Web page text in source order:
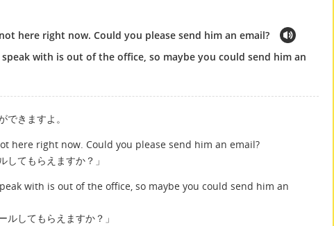
here right now. Could you please send him an email?
with is out of the office, so maybe you could send him an
できますよ。
here right now. Could you please send him an email?
してもらえますか？」
with is out of the office, so maybe you could send him an
ルしてもらえますか？」